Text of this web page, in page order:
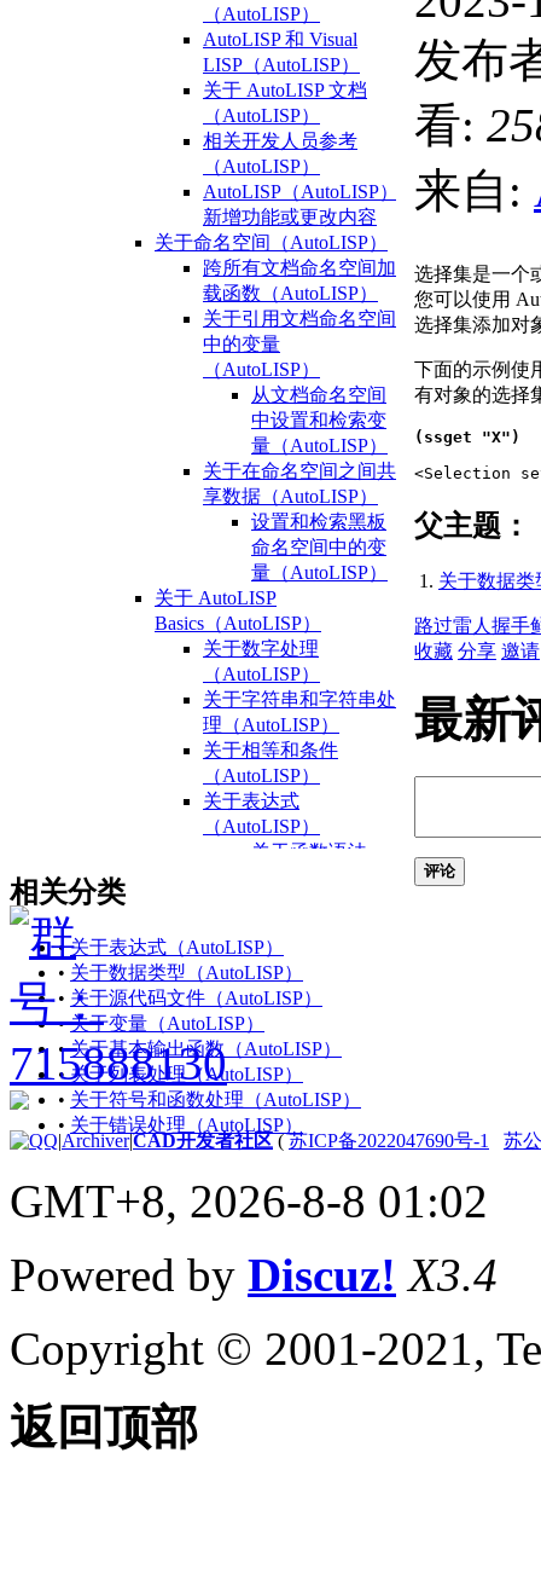
（AutoLISP）
AutoLISP 和 Visual
LISP（AutoLISP）
关于 AutoLISP 文档
（AutoLISP）
相关开发人员参考
（AutoLISP）
AutoLISP（AutoLISP）
新增功能或更改内容
关于命名空间（AutoLISP）
跨所有文档命名空间加
载函数（AutoLISP）
关于引用文档命名空间
中的变量
（AutoLISP）
从文档命名空间
中设置和检索变
量（AutoLISP）
关于在命名空间之间共
享数据（AutoLISP）
设置和检索黑板
命名空间中的变
量（AutoLISP）
关于 AutoLISP
Basics（AutoLISP）
关于数字处理
（AutoLISP）
关于字符串和字符串处
理（AutoLISP）
关于相等和条件
（AutoLISP）
关于表达式
（AutoLISP）
关于函数语法
关于整数
（AutoLISP）
关于
Reals（AutoLISP）
关于字符串
（AutoLISP）
关于列表
（AutoLISP）
关于选择集
（AutoLISP）
关于 VLA 对象
关于文件描述符
（AutoLISP）
（AutoLISP）
关于符号和变量
相关分类
•关于表达式（AutoLISP）
• 关于数据类型（AutoLISP）
• 关于源代码文件（AutoLISP）
•关于变量（AutoLISP）
•关于基本输出函数（AutoLISP）
•关于列表处理（AutoLISP）
• 关于符号和函数处理（AutoLISP）
• 关于错误处理（AutoLISP）
发布
看:
来自:
选择集是一个
您可以使用
选择集添加对
下面的示例使
有对象的选择
(ssget "X")
<Selection
父主题：
关于数据类
路过雷人 握手
收藏 分享 邀请
最新
评论
|Archiver|CAD开发者社区(苏ICP备2022047690号-1 苏
GMT+8, 2026-8-8 01:02
Powered by Discuz! X3.4
Copyright © 2001-2021,
返回顶部